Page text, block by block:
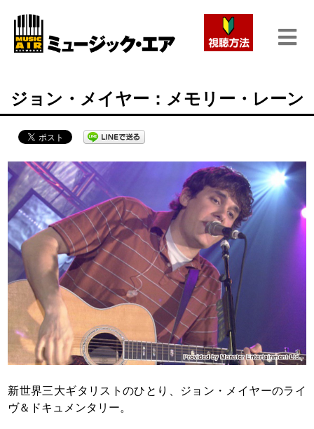
ジョン・メイヤー：メモリー・レーン
新世界三大ギタリストのひとり、ジョン・メイヤーのライ
ヴ＆ドキュメンタリー。